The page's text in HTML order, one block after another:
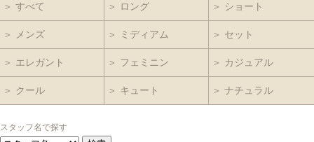
＞ すべて ＞ ロング ＞ ショート
＞ メンズ ＞ ミディアム ＞ セット
＞ エレガント ＞ フェミニン ＞ カジュアル
＞ クール ＞ キュート ＞ ナチュラル
スタッフ名で探す